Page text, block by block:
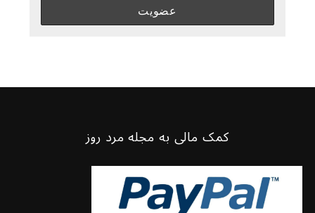
کمک مالی به مجله مرد روز